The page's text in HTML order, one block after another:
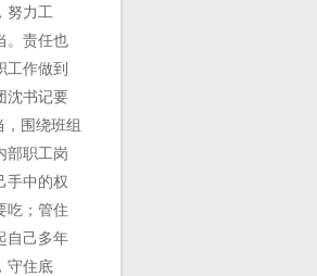
努力工
。责任也
作做到
沈书记要
围绕班组
部职工岗
手中的权
吃；管住
自己多年
守住底